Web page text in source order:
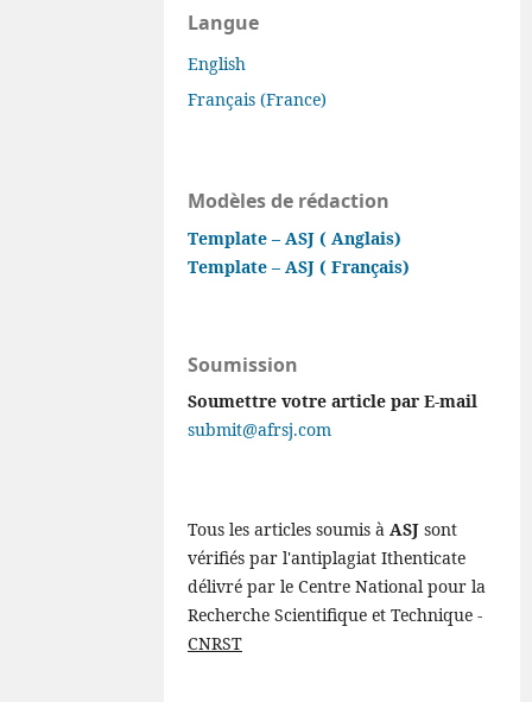
Langue
English
Français (France)
Modèles de rédaction
Template – ASJ ( Anglais)
Template – ASJ ( Français)
Soumission
Soumettre votre article par E-mail
submit@afrsj.com
Tous les articles soumis àASJ sont
vérifiés par l'antiplagiat Ithenticate
délivré par le Centre National pour la
Recherche Scientifique et Technique -
CNRST